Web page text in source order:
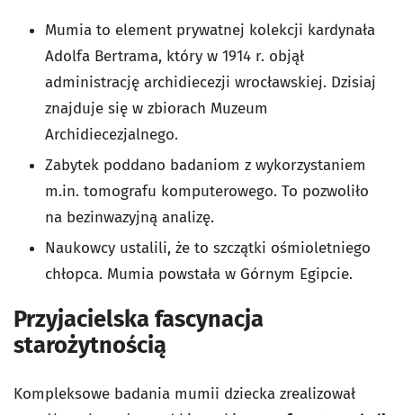
Mumia to element prywatnej kolekcji kardynała
Adolfa Bertrama, który w 1914 r. objął
administrację archidiecezji wrocławskiej. Dzisiaj
znajduje się w zbiorach Muzeum
Archidiecezjalnego.
Zabytek poddano badaniom z wykorzystaniem
m.in. tomografu komputerowego. To pozwoliło
na bezinwazyjną analizę.
Naukowcy ustalili, że to szczątki ośmioletniego
chłopca. Mumia powstała w Górnym Egipcie.
Przyjacielska fascynacja
starożytnością
Kompleksowe badania mumii dziecka zrealizował